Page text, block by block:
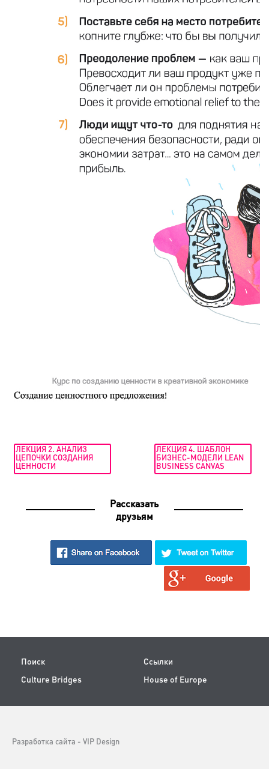
ЛЕКЦИЯ 2. АНАЛИЗ
ЦЕПОЧКИ СОЗДАНИЯ
ЦЕННОСТИ
ЛЕКЦИЯ 4. ШАБЛОН
БИЗНЕС-МОДЕЛИ LEAN
BUSINESS CANVAS
Рассказать
друзьям
Поиск
Ссылки
Culture Bridges
House of Europe
Разработка сайта - VIP Design